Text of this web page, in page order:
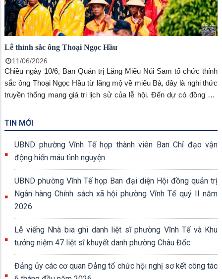
Lễ thỉnh sắc ông Thoại Ngọc Hầu
11/06/2026
Chiều ngày 10/6, Ban Quản trị Lăng Miếu Núi Sam tổ chức thỉnh
sắc ông Thoại Ngọc Hầu từ lăng mộ về miếu Bà, đây là nghi thức
truyền thống mang giá trị lịch sử của lễ hội. Đến dự có đồng chí
đồng chí Huỳnh Hương Huyền, phó Chủ tịch UBND phường.
TIN MỚI
UBND phường Vĩnh Tế họp thành viên Ban Chỉ đạo vận
động hiến máu tình nguyện
UBND phường Vĩnh Tế họp Ban đại diện Hội đồng quản trị
Ngân hàng Chính sách xã hội phường Vĩnh Tế quý II năm
2026
Lễ viếng Nhà bia ghi danh liệt sĩ phường Vĩnh Tế và Khu
tưởng niệm 47 liệt sĩ khuyết danh phường Châu Đốc
Đảng ủy các cơ quan Đảng tổ chức hội nghị sơ kết công tác